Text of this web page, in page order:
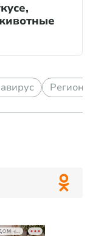
РЕКЛАМА • ООО СТРОИТЕЛЬНЫЙ ТОРГОВЫЙ ДОМ «ПЕТРОВИЧ», ИНН 7802348846